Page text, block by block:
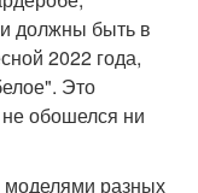
должны быть в
2022 года,
Это
не обошелся ни
разных